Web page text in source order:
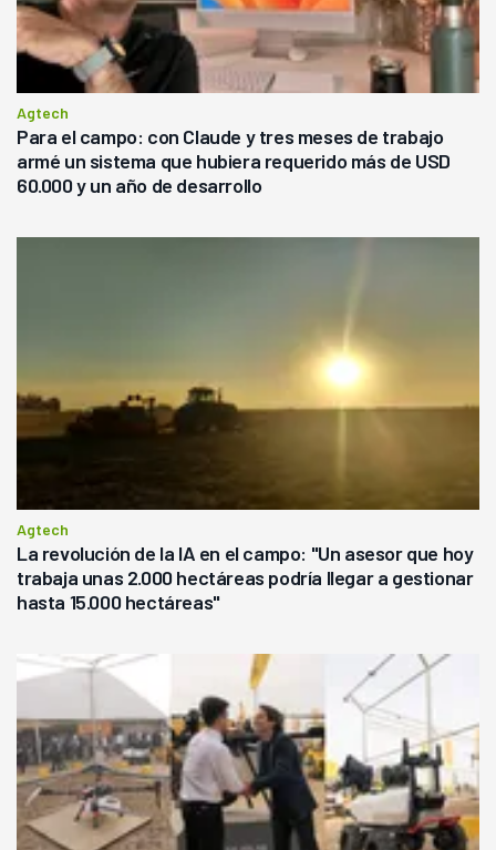
Agtech
Para el campo: con Claude y tres meses de trabajo
armé un sistema que hubiera requerido más de USD
60.000 y un año de desarrollo
Agtech
La revolución de la IA en el campo: "Un asesor que hoy
trabaja unas 2.000 hectáreas podría llegar a gestionar
hasta 15.000 hectáreas"